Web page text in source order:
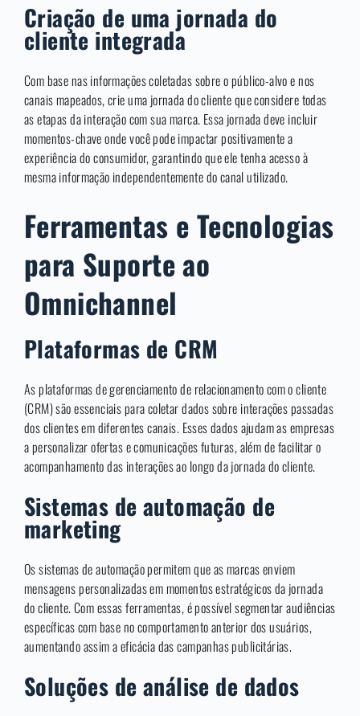
Criação de uma jornada do
cliente integrada
Com base nas informações coletadas sobre o público-alvo e nos
canais mapeados, crie uma jornada do cliente que considere todas
as etapas da interação com sua marca. Essa jornada deve incluir
momentos-chave onde você pode impactar positivamente a
experiência do consumidor, garantindo que ele tenha acesso à
mesma informação independentemente do canal utilizado.
Ferramentas e Tecnologias
para Suporte ao
Omnichannel
Plataformas de CRM
As plataformas de gerenciamento de relacionamento com o cliente
(CRM) são essenciais para coletar dados sobre interações passadas
dos clientes em diferentes canais. Esses dados ajudam as empresas
a personalizar ofertas e comunicações futuras, além de facilitar o
acompanhamento das interações ao longo da jornada do cliente.
Sistemas de automação de
marketing
Os sistemas de automação permitem que as marcas enviem
mensagens personalizadas em momentos estratégicos da jornada
do cliente. Com essas ferramentas, é possível segmentar audiências
específicas com base no comportamento anterior dos usuários,
aumentando assim a eficácia das campanhas publicitárias.
Soluções de análise de dados